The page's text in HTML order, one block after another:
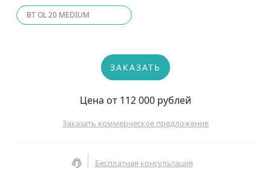
BT OL 20 MEDIUM
ЗАКАЗАТЬ
Цена от 112 000 рублей
Заказать коммерческое предложение
Бесплатная консультация